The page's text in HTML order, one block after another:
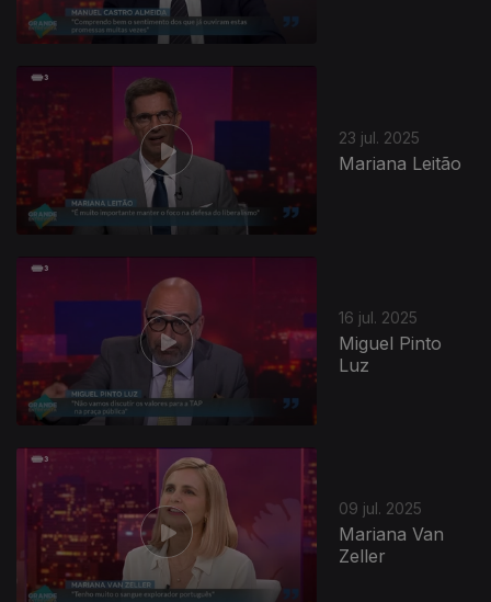
23 jul. 2025
Mariana Leitão
16 jul. 2025
Miguel Pinto
Luz
09 jul. 2025
Mariana Van
Zeller